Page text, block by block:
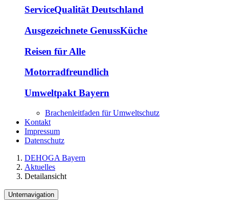
ServiceQualität Deutschland
Ausgezeichnete GenussKüche
Reisen für Alle
Motorradfreundlich
Umweltpakt Bayern
Brachenleitfaden für Umweltschutz
Kontakt
Impressum
Datenschutz
DEHOGA Bayern
Aktuelles
Detailansicht
Unternavigation